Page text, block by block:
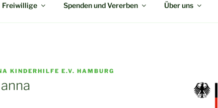
Freiwillige Spenden und Vererben Über uns
KINDERHILFE E.V. HAMBURG